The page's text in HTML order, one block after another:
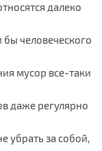
далеко
бы человеческого
мусор все-таки
даже регулярно
убрать за собой,